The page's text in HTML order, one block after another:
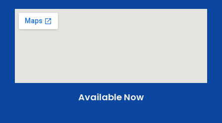
Available Now